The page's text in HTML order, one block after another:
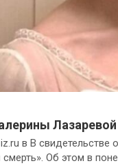
в В свидетельстве
смерть». Об этом в